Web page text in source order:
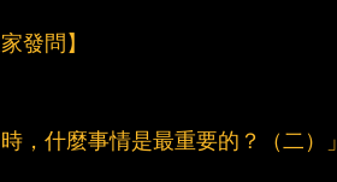
發問】
，什麼事情是最重要的？（二）」